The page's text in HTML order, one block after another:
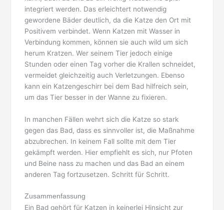
integriert werden. Das erleichtert notwendig
gewordene Bäder deutlich, da die Katze den Ort mit
Positivem verbindet. Wenn Katzen mit Wasser in
Verbindung kommen, können sie auch wild um sich
herum Kratzen. Wer seinem Tier jedoch einige
Stunden oder einen Tag vorher die Krallen schneidet,
vermeidet gleichzeitig auch Verletzungen. Ebenso
kann ein Katzengeschirr bei dem Bad hilfreich sein,
um das Tier besser in der Wanne zu fixieren.
In manchen Fällen wehrt sich die Katze so stark
gegen das Bad, dass es sinnvoller ist, die Maßnahme
abzubrechen. In keinem Fall sollte mit dem Tier
gekämpft werden. Hier empfiehlt es sich, nur Pfoten
und Beine nass zu machen und das Bad an einem
anderen Tag fortzusetzen. Schritt für Schritt.
Zusammenfassung
Ein Bad gehört für Katzen in keinerlei Hinsicht zur